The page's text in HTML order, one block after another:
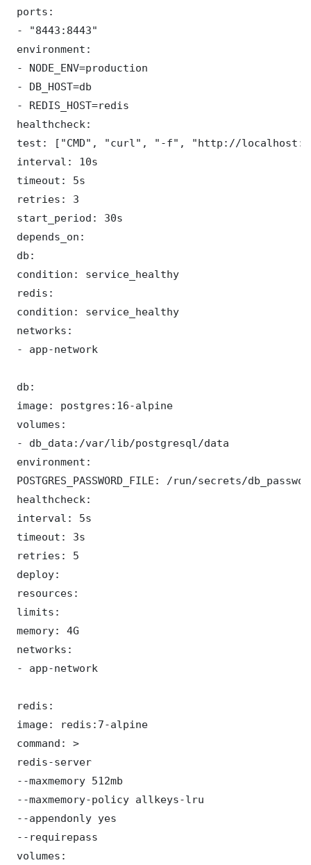
ports:
- "8443:8443"
environment:
- NODE_ENV=production
- DB_HOST=db
- REDIS_HOST=redis
healthcheck:
test: ["CMD", "curl", "-f", "http://
interval: 10s
timeout: 5s
retries: 3
start_period: 30s
depends_on:
db:
condition: service_healthy
redis:
condition: service_healthy
networks:
- app-network
db:
image: postgres:16-alpine
volumes:
- db_data:/var/lib/postgresql/data
environment:
POSTGRES_PASSWORD_FILE: /run/secrets/
healthcheck:
interval: 5s
timeout: 3s
retries: 5
deploy:
resources:
limits:
memory: 4G
networks:
- app-network
redis:
image: redis:7-alpine
command: >
redis-server
--maxmemory 512mb
--maxmemory-policy allkeys-lru
--appendonly yes
--requirepass
volumes: